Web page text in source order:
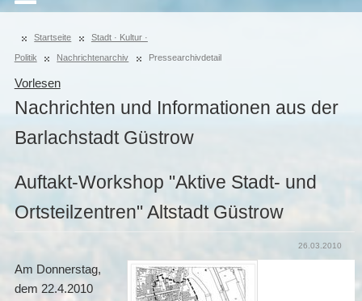
Startseite Stadt · Kultur ·
Politik Nachrichtenarchiv Pressearchivdetail
Vorlesen
Nachrichten und Informationen aus der
Barlachstadt Güstrow
Auftakt-Workshop "Aktive Stadt- und
Ortsteilzentren" Altstadt Güstrow
26.03.2010
Am Donnerstag,
dem 22.4.2010